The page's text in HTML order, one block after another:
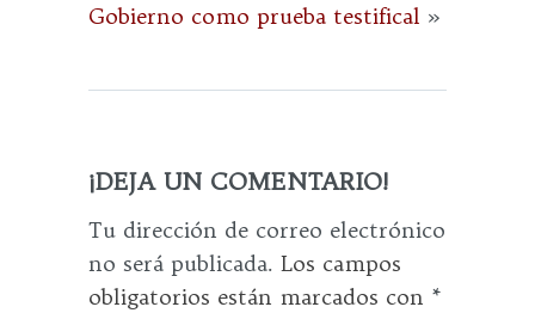
Gobierno como prueba testifical »
¡DEJA UN COMENTARIO!
Tu dirección de correo electrónico
no será publicada. Los campos
obligatorios están marcados con *